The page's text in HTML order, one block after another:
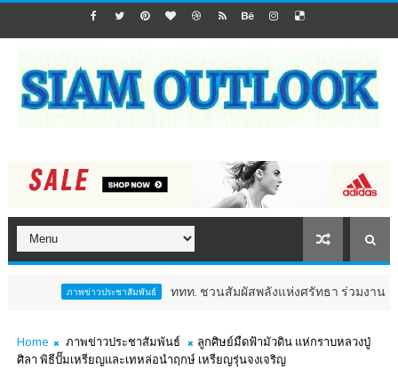
ททท. ชวนสัมผัสพลังแห่งศรัทธา ร่วมงาน "ห่มผ้าหลวงปู่ทวด ค
Home ภาพข่าวประชาสัมพันธ์
ลูกศิษย์มืดฟ้ามัวดิน แห่กราบหลวงปู่
ศิลา พิธีปั๊มเหรียญและเทหล่อนำฤกษ์ เหรียญรุ่นจงเจริญ